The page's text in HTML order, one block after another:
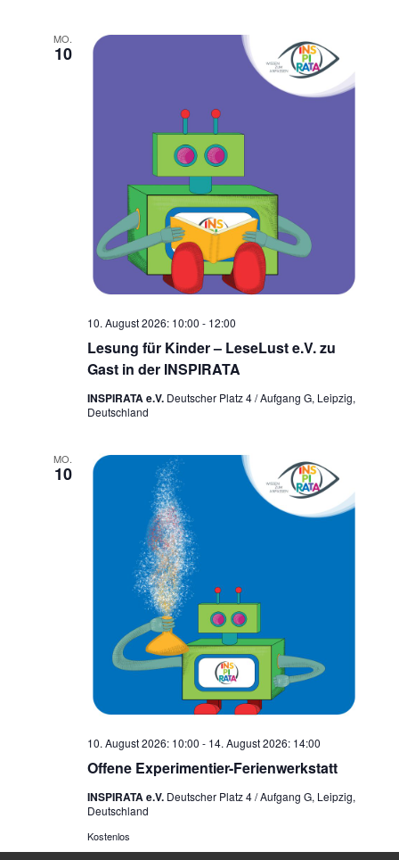
MO.
10
Lesung für Kinder – LeseLust e.V. zu
Gast in der INSPIRATA
10. August 2026: 10:00 - 12:00
INSPIRATA e.V. Deutscher Platz 4 / Aufgang G, Leipzig,
Deutschland
MO.
10
Offene Experimentier-Ferienwerkstatt
10. August 2026: 10:00 - 14. August 2026: 14:00
INSPIRATA e.V. Deutscher Platz 4 / Aufgang G, Leipzig,
Deutschland
Kostenlos